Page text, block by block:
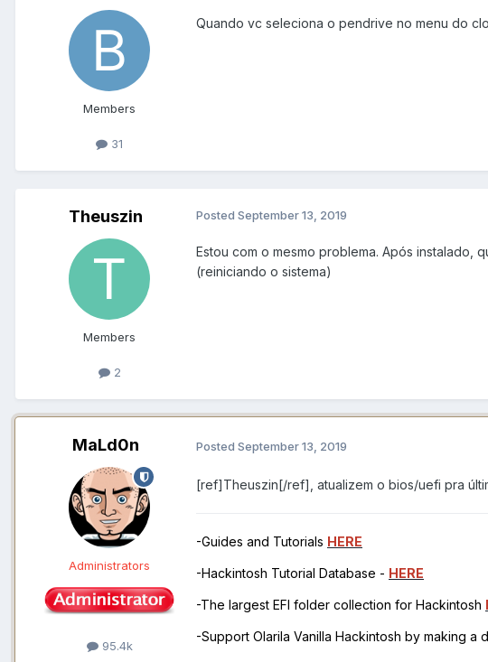
Members
31
Quando vc seleciona o pendrive no menu do
Theuszin
Members
2
Posted September 13, 2019
Estou com o mesmo problema. Após instalado,
(reiniciando o sistema)
MaLd0n
Administrators
95.4k
Posted September 13, 2019
[ref]Theuszin[/ref], atualizem o bios/uefi pra
-Guides and Tutorials HERE
-Hackintosh Tutorial Database - HERE
-The largest EFI folder collection for Hackintosh
-Support Olarila Vanilla Hackintosh by making a